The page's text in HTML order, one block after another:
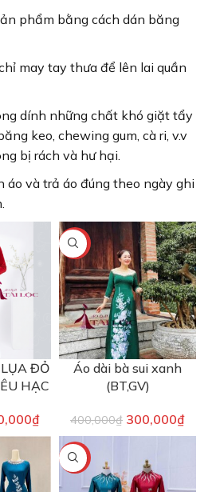
phẩm bằng cách dán băng
may tay thưa để lên lai quần
dính những chất khó giặt tẩy
keo, chewing gum, cà ri, v.v
bị rách và hư hại.
áo và trả áo đúng theo ngày ghi
ĐỎ
HẠC
₫
-25%
Áo dài bà sui xanh
(BT,GV)
400,000₫ 300,000₫
-40%